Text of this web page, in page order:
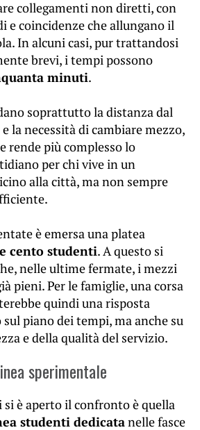
collegamenti non diretti, con
e coincidenze che allungano il
In alcuni casi, pur trattandosi
brevi, i tempi possono
minuti.
soprattutto la distanza dal
la necessità di cambiare mezzo,
rende più complesso lo
per chi vive in un
alla città, ma non sempre
è emersa una platea
cento studenti. A questo si
nelle ultime fermate, i mezzi
pieni. Per le famiglie, una corsa
quindi una risposta
piano dei tempi, ma anche su
e della qualità del servizio.
sperimentale
si è aperto il confronto è quella
studenti dedicatanelle fasce